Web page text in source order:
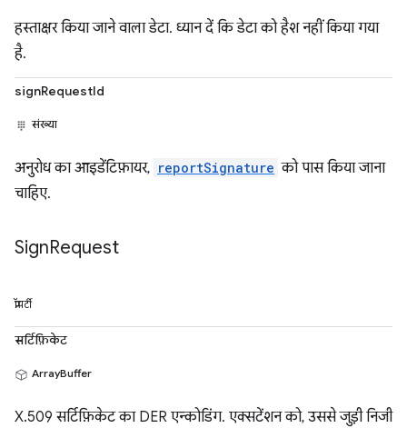
हस्ताक्षर किया जाने वाला डेटा. ध्यान दें कि डेटा को हैश नहीं किया गया
है.
signRequestId
संख्या
अनुरोध का आइडेंटिफ़ायर, reportSignature को पास किया जाना
चाहिए.
SignRequest
प्रॉपर्टी
सर्टिफ़िकेट
ArrayBuffer
X.509 सर्टिफ़िकेट का DER एन्कोडिंग. एक्सटेंशन को, उससे जुड़ी निजी